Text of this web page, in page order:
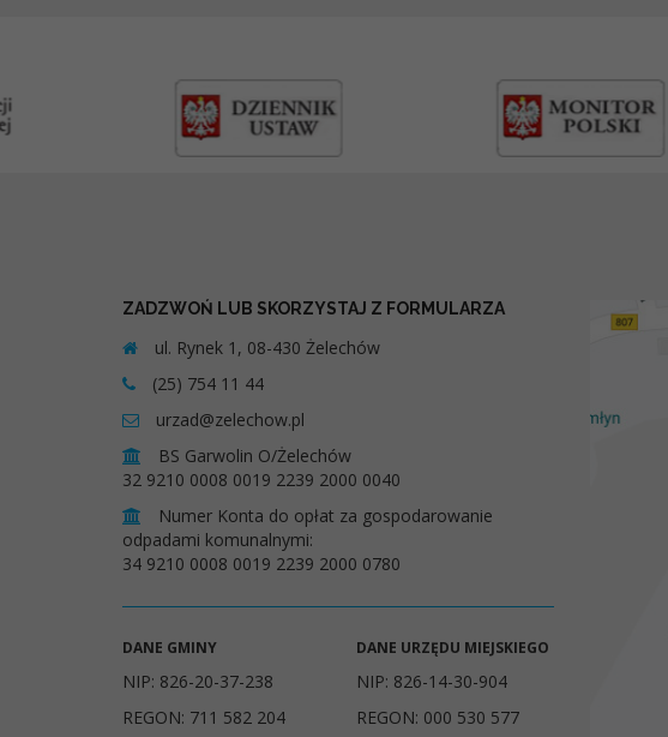
ZADZWOŃ LUB SKORZYSTAJ Z FORMULARZA
ul. Rynek 1, 08-430 Żelechów
(25) 754 11 44
urzad@zelechow.pl
BS Garwolin O/Żelechów
32 9210 0008 0019 2239 2000 0040
Numer Konta do opłat za gospodarowanie
odpadami komunalnymi:
34 9210 0008 0019 2239 2000 0780
DANE GMINY
NIP: 826-20-37-238
REGON: 711 582 204
DANE URZĘDU MIEJSKIEGO
NIP: 826-14-30-904
REGON: 000 530 577